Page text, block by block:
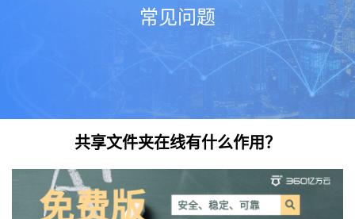
常见问题
共享文件夹在线有什么作用？